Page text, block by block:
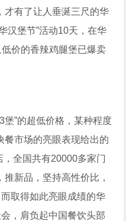
才有了让人垂涎三尺的华
汉堡节”活动10天，在华
价的香辣鸡腿堡已爆卖
堡”的超低价格，某种程度
餐市场的亮眼表现给出的
全国共有20000多家门
新品，坚持高性价比，
取得如此亮眼成绩的华
，肩负起中国餐饮头部